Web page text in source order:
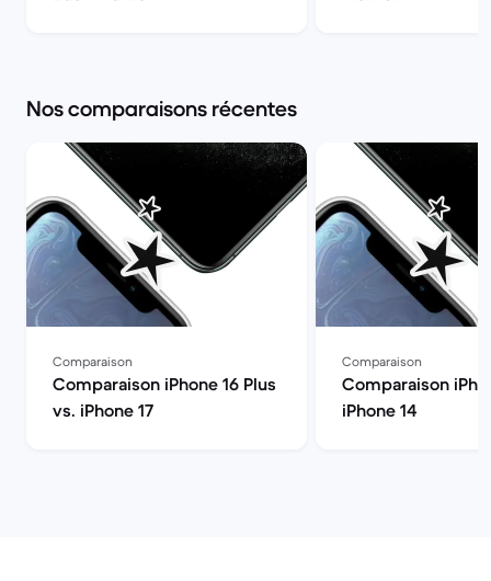
Nos comparaisons récentes
Comparaison
Comparaison iPhone 16 Plus
vs. iPhone 17
Comparaison
Comparaison
iPhone 14